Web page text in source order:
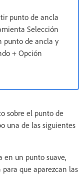
punto de ancla
Selección
punto de ancla y
+ Opción
sobre el punto de
una de las siguientes
en un punto suave,
que aparezcan las